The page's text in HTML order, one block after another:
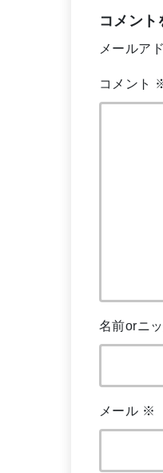
コメント
メールア
コメント
名前orニ
メール ※